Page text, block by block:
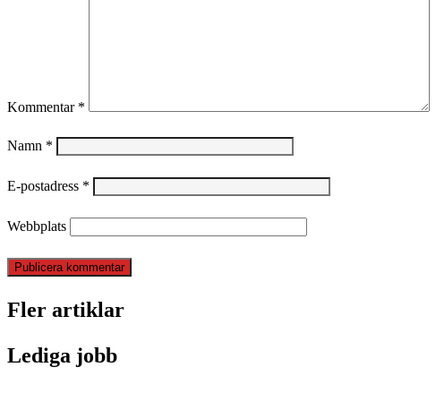
Kommentar *
Namn *
E-postadress *
Webbplats
Fler artiklar
Lediga jobb